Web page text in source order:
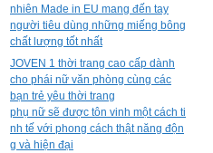
nhiên Made in EU mang đến tay
người tiêu dùng những miếng bông
chất lượng tốt nhất
JOVEN 1 thời trang cao cấp dành
cho phái nữ văn phòng cùng các
bạn trẻ yêu thời trang
phụ nữ sẽ được tôn vinh một cách ti
nh tế với phong cách thật năng độn
g và hiện đại